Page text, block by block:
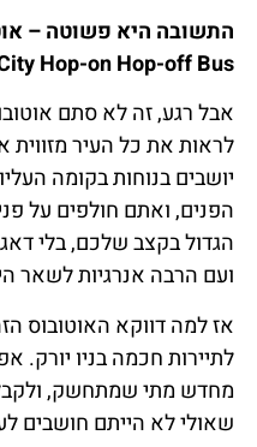
התשובה היא פשוטה –
Hop-on Hop-off Bus.
אבל רגע, זה לא סתם
לראות את כל העיר מזווית
יושבים בנוחות בקומה
הפנים, ואתם חולפים על
הגדול בקצב שלכם, בלי
ועם הרבה אנרגיות לשאר
אז למה דווקא האוטובוס
לתיירות חכמה בניו יורק.
מחדש מתי שמתחשק,
שאולי לא הייתם חושבים